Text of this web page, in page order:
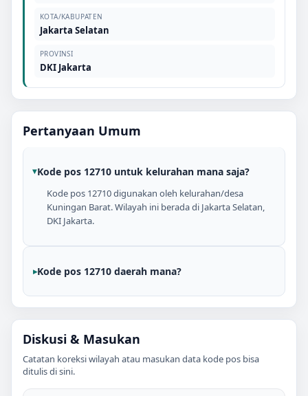
KOTA/KABUPATEN
Jakarta Selatan
PROVINSI
DKI Jakarta
Pertanyaan Umum
Kode pos 12710 untuk kelurahan mana saja?
Kode pos 12710 digunakan oleh kelurahan/desa
Kuningan Barat. Wilayah ini berada di Jakarta Selatan,
DKI Jakarta.
Kode pos 12710 daerah mana?
Diskusi & Masukan
Catatan koreksi wilayah atau masukan data kode pos bisa
ditulis di sini.